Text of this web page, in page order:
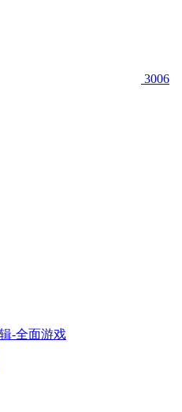
3006